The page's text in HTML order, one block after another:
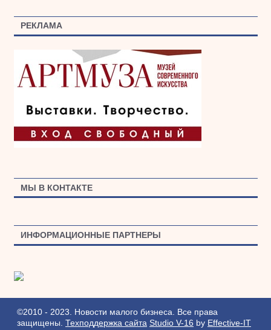
РЕКЛАМА
МЫ В КОНТАКТЕ
ИНФОРМАЦИОННЫЕ ПАРТНЕРЫ
©2010 - 2023. Новости малого бизнеса. Все права
защищены. Техподдержка сайта Studio V-16 by Effective-IT